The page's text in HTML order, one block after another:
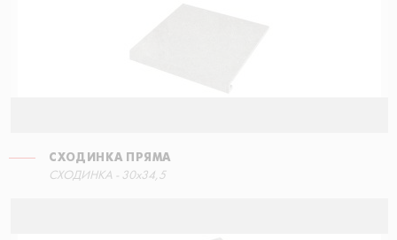
СХОДИНКА ПРЯМА
СХОДИНКА - 30x34,5